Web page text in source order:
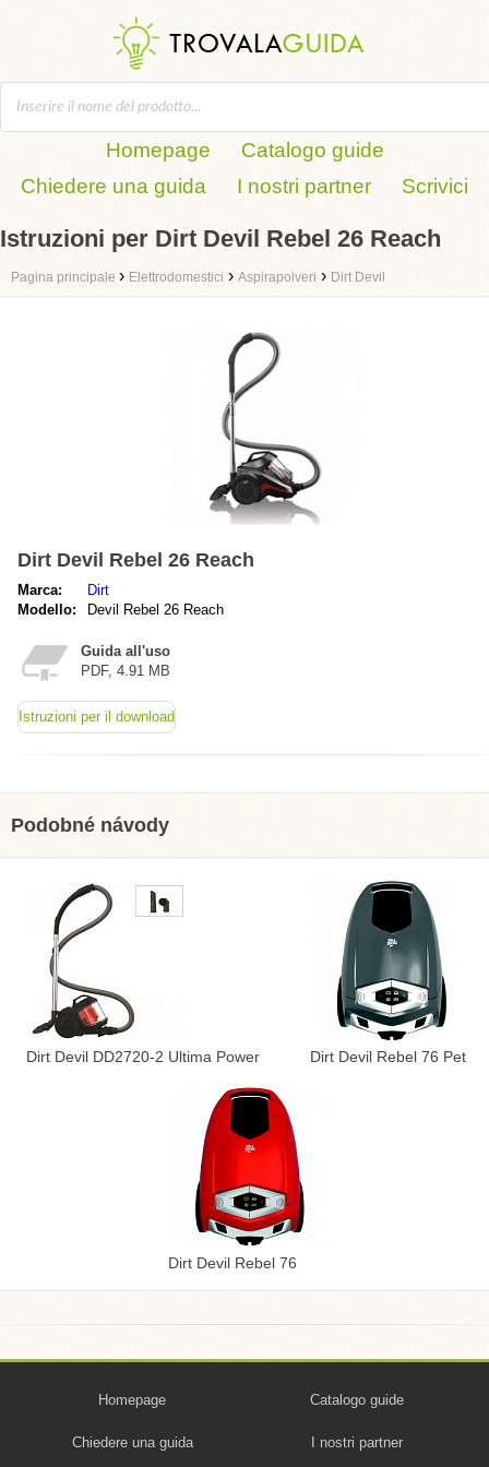
Homepage
Catalogo guide
Chiedere una guida
I nostri partner Scrivici
Istruzioni per Dirt Devil Rebel 26 Reach
Pagina principale › Elettrodomestici › Aspirapolveri › Dirt Devil
Dirt Devil Rebel 26 Reach
Marca:
Dirt
Modello:
Devil Rebel 26 Reach
Guida all'uso
PDF, 4.91 MB
Istruzioni per il download
Podobné návody
Dirt Devil DD2720-2 Ultima Power Dirt Devil Rebel 76 Pet
Dirt Devil Rebel 76
Homepage Catalogo guide
Chiedere una guida I nostri partner